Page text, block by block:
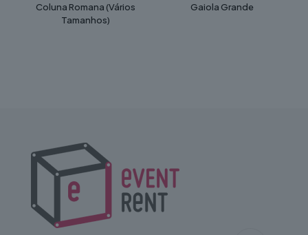
Coluna Romana (Vários
Tamanhos)
Gaiola Grande